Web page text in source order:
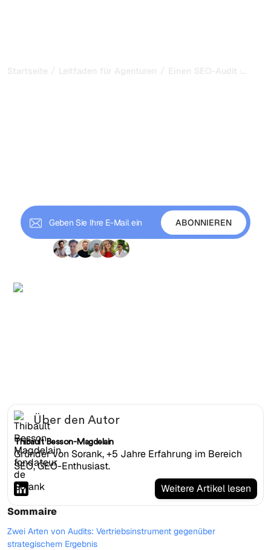
Startseite / Leitfaden für Agenturen / Einen SEO-Audit...
Über den Autor
Thibault Besson-Magdelain
Gründer von Sorank, +5 Jahre Erfahrung im Bereich
SEO, GEO-Enthusiast.
Weitere Artikel lesen
Sommaire
Zwei Arten von Audits: Vertriebsinstrument gegenüber
strategischem Ergebnis